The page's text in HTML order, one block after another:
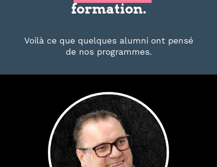
formation.
Voilà ce que quelques alumni ont pensé
de nos programmes.